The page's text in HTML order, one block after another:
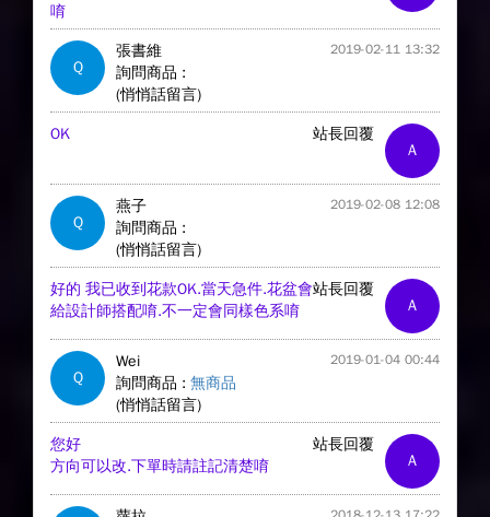
唷
Q
張書維 2019-02-11 13:32
詢問商品 :
(悄悄話留言)
A
站長回覆
OK
Q
燕子 2019-02-08 12:08
詢問商品 :
(悄悄話留言)
A
站長回覆
好的 我已收到花款OK.當天急件.花盆會
給設計師搭配唷.不一定會同樣色系唷
Q
Wei 2019-01-04 00:44
詢問商品 : 無商品
(悄悄話留言)
A
站長回覆
您好
方向可以改.下單時請註記清楚唷